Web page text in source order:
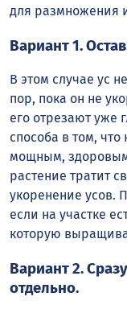
для размножения
Вариант 1.
В этом случае ус
пор, пока он не
его отрезают уже
способа в том, что
мощным,
растение тратит
укоренение усов.
если на участке
которую
Вариант 2.
отдельно.